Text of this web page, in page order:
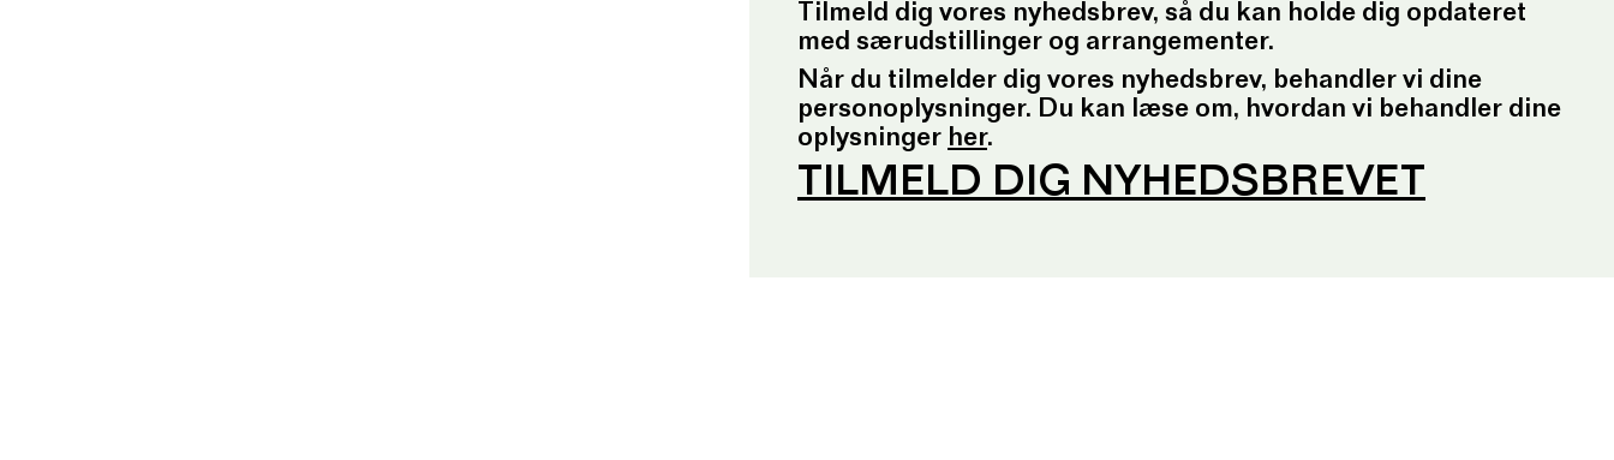
Tilmeld dig vores nyhedsbrev, så du kan holde dig opdateret
med særudstillinger og arrangementer.
Når du tilmelder dig vores nyhedsbrev, behandler vi dine
personoplysninger. Du kan læse om, hvordan vi behandler dine
oplysninger her.
TILMELD DIG NYHEDSBREVET